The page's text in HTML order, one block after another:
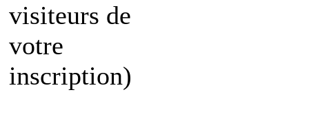
visiteurs de
votre
inscription)